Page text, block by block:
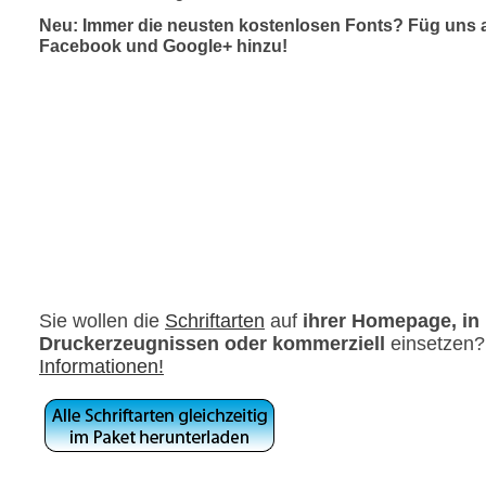
Neu: Immer die neusten kostenlosen Fonts? Füg uns
Facebook und Google+ hinzu!
Sie wollen die Schriftarten auf ihrer Homepage, in
Druckerzeugnissen oder kommerziell
Informationen!